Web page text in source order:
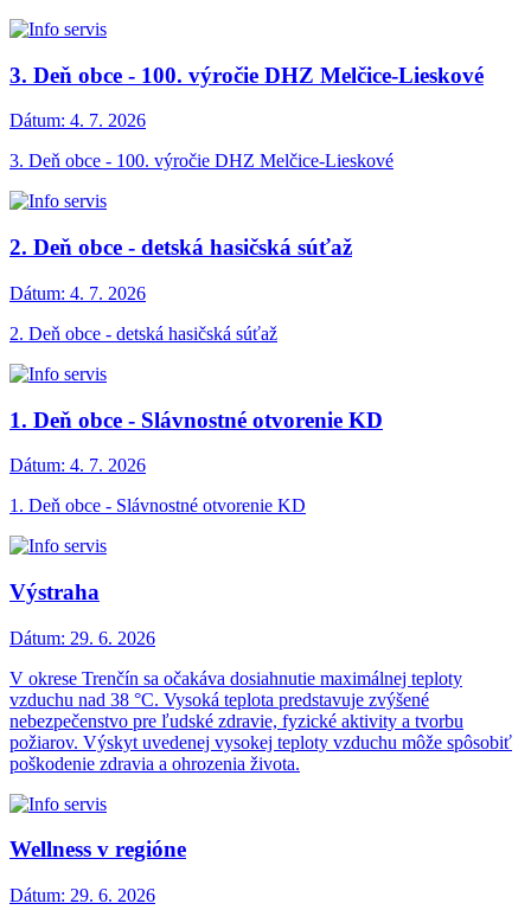
3. Deň obce - 100. výročie DHZ Melčice-Lieskové
Dátum: 4. 7. 2026
3. Deň obce - 100. výročie DHZ Melčice-Lieskové
2. Deň obce - detská hasičská súťaž
Dátum: 4. 7. 2026
2. Deň obce - detská hasičská súťaž
1. Deň obce - Slávnostné otvorenie KD
Dátum: 4. 7. 2026
1. Deň obce - Slávnostné otvorenie KD
Výstraha
Dátum: 29. 6. 2026
V okrese Trenčín sa očakáva dosiahnutie maximálnej teploty
vzduchu nad 38 °C. Vysoká teplota predstavuje zvýšené
nebezpečenstvo pre ľudské zdravie, fyzické aktivity a tvorbu
požiarov. Výskyt uvedenej vysokej teploty vzduchu môže spôsobiť
poškodenie zdravia a ohrozenia života.
Wellness v regióne
Dátum: 29. 6. 2026